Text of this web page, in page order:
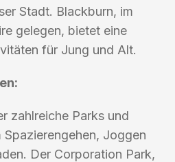
Stadt. Blackburn, im
gelegen, bietet eine
für Jung und Alt.
zahlreiche Parks und
Spazierengehen, Joggen
Der Corporation Park,